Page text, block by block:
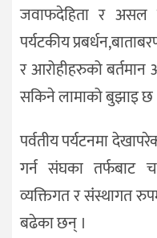
जवाफदेहिता र असल
पर्यटकीय
र आरोहीहरुको
सकिने लामाको बुझाइ छ
पर्वतीय पर्यटनमा
गर्न संघका तर्फबाट
व्यक्तिगत र संंस्थागत
बढेका छन् ।